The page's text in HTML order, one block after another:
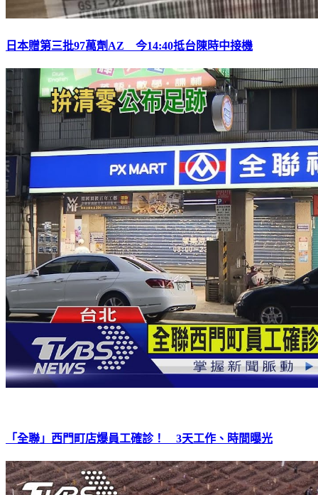
日本贈第三批97萬劑AZ 今14:40抵台陳時中接機
「全聯」西門町店爆員工確診！ 3天工作、時間曝光